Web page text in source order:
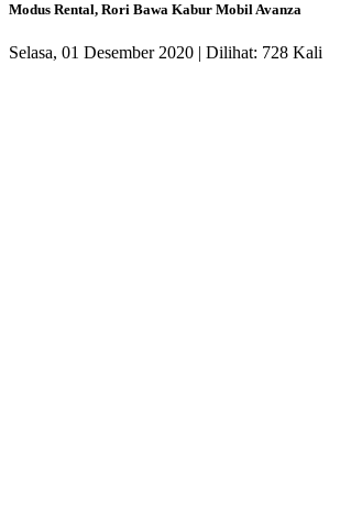
Modus Rental, Rori Bawa Kabur Mobil Avanza
Selasa, 01 Desember 2020 | Dilihat: 728 Kali